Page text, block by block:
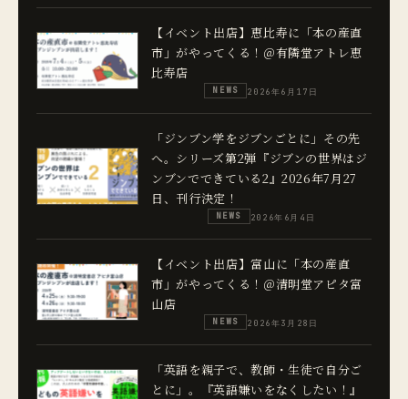
【イベント出店】恵比寿に「本の産直
市」がやってくる！＠有隣堂アトレ恵
比寿店
NEWS 2026年6月17日
「ジンブン学をジブンごとに」その先
へ。シリーズ第2弾『ジブンの世界はジ
ンブンでできている2』2026年7月27
日、刊行決定！
NEWS 2026年6月4日
【イベント出店】富山に「本の産直
市」がやってくる！＠清明堂アピタ富
山店
NEWS 2026年3月28日
「英語を親子で、教師・生徒で自分ご
とに」。『英語嫌いをなくしたい！』